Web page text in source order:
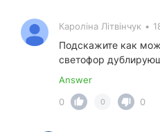
Кароліна Літвінчук •
Подскажите как
светофор
Answer
0
0 0